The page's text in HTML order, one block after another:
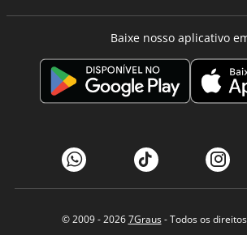
Baixe nosso aplicativo
© 2009 - 20267Graus- Todos os